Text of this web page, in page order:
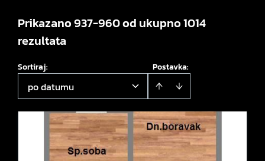
Prikazano 937-960 od ukupno 1014
rezultata
Postavka:
Sortiraj:
po datumu